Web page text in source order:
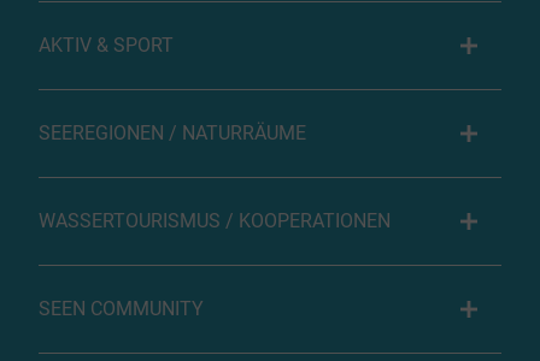
AKTIV & SPORT
SEEREGIONEN / NATURRÄUME
WASSERTOURISMUS / KOOPERATIONEN
SEEN COMMUNITY